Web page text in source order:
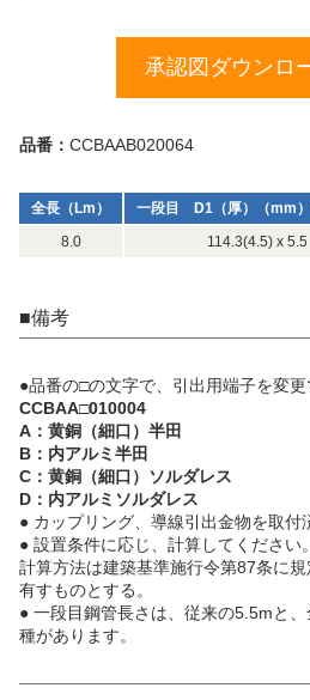
承認図ダウンロ
品番： CCBAAB020064
全長（Lm） 一段目 D1（厚）（mm）
8.0
114.3(4.5) x 5.5
■備考
●品番の□の文字で、引出用端子を変更
CCBAA□010004
A：黄銅（細口）半田
B：内アルミ半田
C：黄銅（細口）ソルダレス
D：内アルミソルダレス
● カップリング、導線引出金物を取付
● 設置条件に応じ、計算してください。
計算方法は建築基準施行令第87条に
有すものとする。
● 一段目鋼管長さは、従来の5.5mと
種があります。